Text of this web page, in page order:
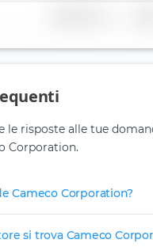
risposte alle tue
Corporation.
Cameco Corporation?
si trova Cameco